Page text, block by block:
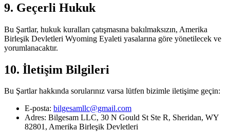
9. Geçerli Hukuk
Bu Şartlar, hukuk kuralları çatışmasına bakılmaksızın, Amerika
Birleşik Devletleri Wyoming Eyaleti yasalarına göre yönetilecek ve
yorumlanacaktır.
10. İletişim Bilgileri
Bu Şartlar hakkında sorularınız varsa lütfen bizimle iletişime geçin:
E-posta: bilgesamllc@gmail.com
Adres: Bilgesam LLC, 30 N Gould St Ste R, Sheridan, WY
82801, Amerika Birleşik Devletleri